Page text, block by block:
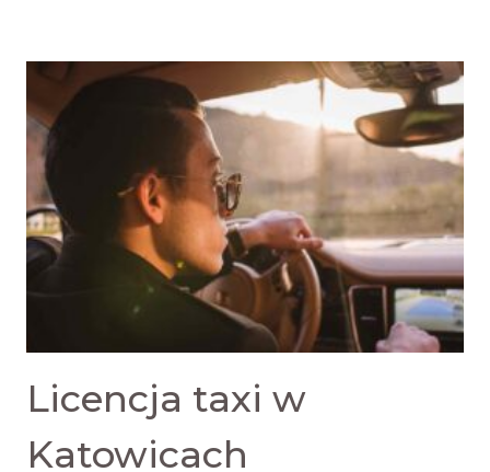
Licencja taxi w
Katowicach